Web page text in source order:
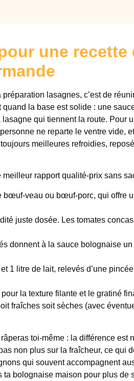
une recette
lasagnes, c’est de
la base est solide : une
qui tiennent la route. Pour
ne reparte le ventre vide,
meilleures refroidies,
rapport qualité-prix sans
bœuf-veau ou bœuf-porc, qui offre
juste dosée. Les tomates
donnent à la sauce bolognaise
1 litre de lait, relevés d’une
la texture filante et le gratiné
fraîches soit sèches (avec
toi-même : la différence est
non plus sur la fraîcheur, ce qui
qui souvent accompagnent
bolognaise maison pour plus de